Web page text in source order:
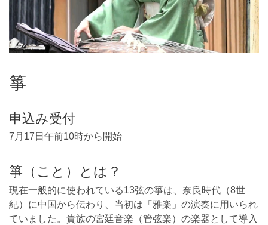
箏
申込み受付
7月17日午前10時から開始
箏（こと）とは？
現在一般的に使われている13弦の箏は、奈良時代（8世
紀）に中国から伝わり、当初は「雅楽」の演奏に用いられ
ていました。貴族の宮廷音楽（管弦楽）の楽器として導入